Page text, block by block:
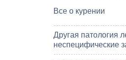
Все о курении
Другая патология
неспецифические